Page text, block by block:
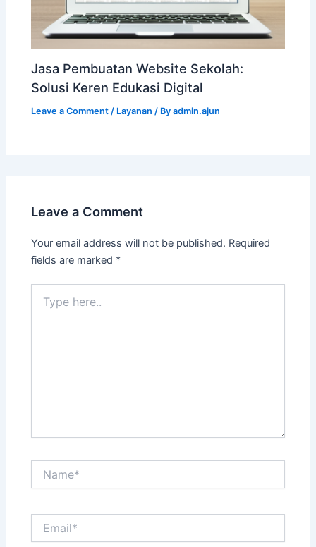
Jasa Pembuatan Website Sekolah:
Solusi Keren Edukasi Digital
Leave a Comment / Layanan / Byadmin.ajun
Leave a Comment
Your email address will not be published. Required
fields are marked *
here..